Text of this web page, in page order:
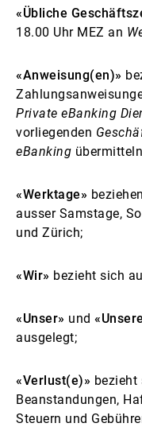
«Übliche
18.00 Uhr MEZ an
«Anweisung(en)»
Private eBanking
vorliegenden
eBanking
«Werktage»
ausser Samstage,
und Zürich;
«Wir» bezieht sich
«Unser» und
ausgelegt;
«Verlust(e)» bezieht
Beanstandungen,
Steuern und